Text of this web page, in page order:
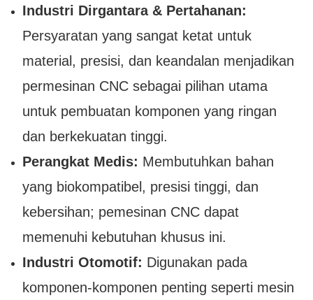
Industri Dirgantara & Pertahanan:
Persyaratan yang sangat ketat untuk
material, presisi, dan keandalan menjadikan
permesinan CNC sebagai pilihan utama
untuk pembuatan komponen yang ringan
dan berkekuatan tinggi.
Perangkat Medis: Membutuhkan bahan
yang biokompatibel, presisi tinggi, dan
kebersihan; pemesinan CNC dapat
memenuhi kebutuhan khusus ini.
Industri Otomotif: Digunakan pada
komponen-komponen penting seperti mesin